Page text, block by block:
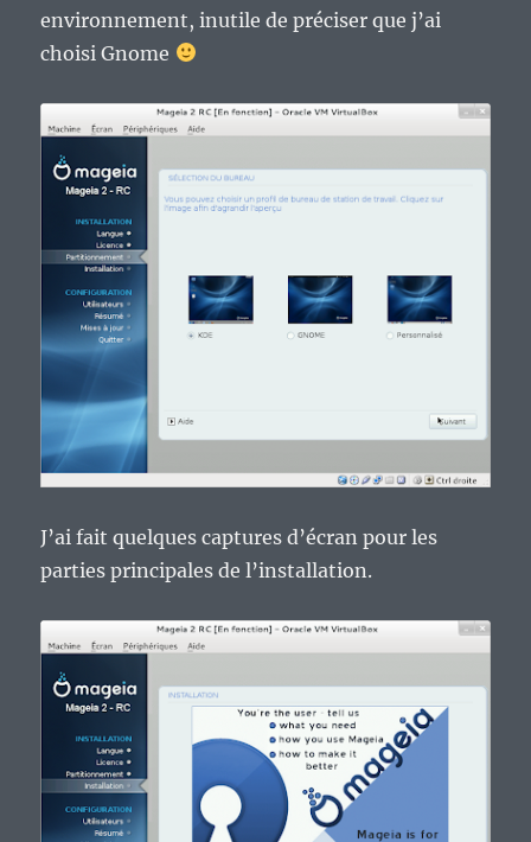
environnement, inutile de préciser que j’ai
choisi Gnome
J’ai fait quelques captures d’écran pour les
parties principales de l’installation.